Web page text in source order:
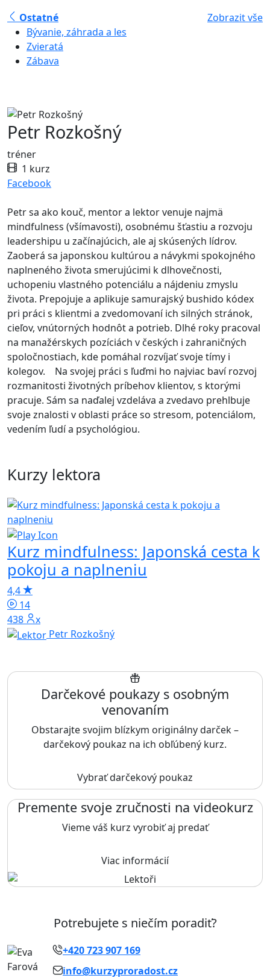
Ostatné
Zobrazit vše
Bývanie, záhrada a les
Zvieratá
Zábava
Petr Rozkošný
tréner
1 kurz
Facebook
Petr sa ako kouč, mentor a lektor venuje najmä
mindfulness (všímavosti), osobnému šťastiu a rozvoju
leadershipu u začínajúcich, ale aj skúsených lídrov.
Zaoberá sa japonskou kultúrou a návykmi spokojného
naplneného života smerujúcimi k dlhovečnosti,
uchopeniu vlastného potenciálu a nájdeniu zmyslu
života. Prepojuje a aplikuje samurajský bushido kódex
pri práci s klientmi a zvedomovaní ich silných stránok,
cieľov, vnútorných hodnôt a potrieb. Dlhé roky pracoval
na manažérskych pozíciách v českých i zahraničných
spoločnostiach, kde pomáhal rozvíjať svoje tímy i
kolegov. Na svojej práci s ľuďmi ho najviac baví rozvoj
rozmanitosti životných príbehov klientov, s ktorými
pracuje. Sám sa naďalej vzdeláva a zvedavo prehlbuje
svoje znalosti v oblasti práce so stresom, potenciálom,
vedením ľudí a psychológiou.
Kurzy lektora
Kurz mindfulness: Japonská cesta k
pokoju a naplneniu
4,4
14
438x
Petr Rozkošný
Darčekové poukazy s osobným
venovaním
Obstarajte svojim blízkym originálny darček –
darčekový poukaz na ich obľúbený kurz.
Vybrať darčekový poukaz
Premente svoje zručnosti na videokurz
Vieme váš kurz vyrobiť aj predať
Viac informácií
Potrebujete s niečím poradiť?
+420 723 907 169
info@kurzyproradost.cz